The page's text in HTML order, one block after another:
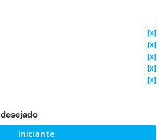
[x]
[x]
[x]
[x]
[x]
Iniciante